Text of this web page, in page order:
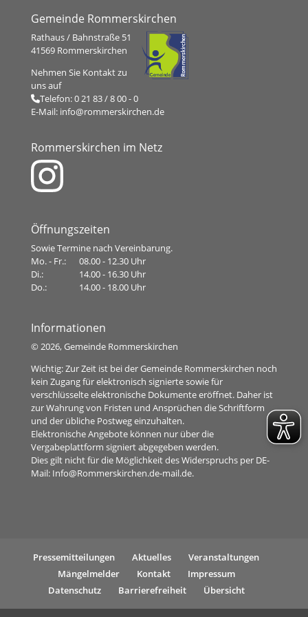
Gemeinde Rommerskirchen
Rathaus / Bahnstraße 51
41569 Rommerskirchen
Nehmen Sie Kontakt zu
uns auf
Telefon:0 21 83 / 8 00 - 0
E-Mail: info@rommerskirchen.de
Rommerskirchen im Netz
Öffnungszeiten
Sowie Termine nach Vereinbarung.
Mo. - Fr.:
08.00 - 12.30 Uhr
Di.:
14.00 - 16.30 Uhr
Do.:
14.00 - 18.00 Uhr
Informationen
© 2026, Gemeinde Rommerskirchen
Wichtig: Zur Zeit ist bei der Gemeinde Rommerskirchen noch
kein Zugang für elektronisch signierte sowie für
verschlüsselte elektronische Dokumente eröffnet. Daher ist
zur Wahrung von Fristen und Ansprüchen die Schriftform
und der übliche Postweg einzuhalten.
Elektronische Angebote können nur über die
Vergabeplattform signiert abgegeben werden.
Dies gilt nicht für die Möglichkeit des Widerspruchs per DE-
Mail: Info@Rommerskirchen.de-mail.de.
Pressemitteilungen Aktuelles
Veranstaltungen
Mängelmelder
Kontakt
Impressum
Datenschutz
Barrierefreiheit Übersicht